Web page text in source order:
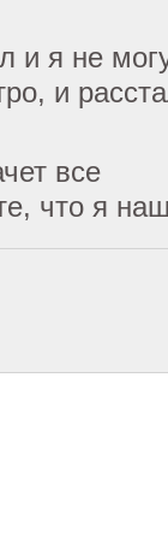
и я не
и
все
что я